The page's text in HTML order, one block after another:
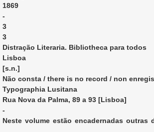
1869
-
3
3
Distração Literaria. Bibliotheca para todos
Lisboa
[s.n.]
Não consta / there is no record / non
Typographia Lusitana
Rua Nova da Palma, 89 a 93 [Lisboa]
-
Neste volume estão encadernadas